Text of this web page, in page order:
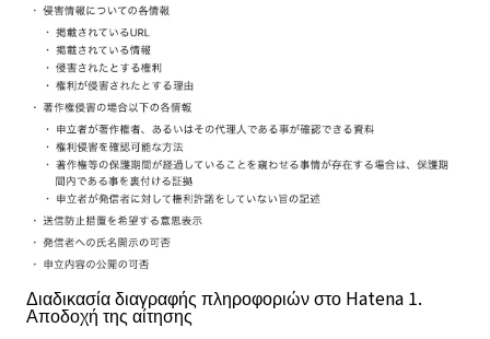
Διαδικασία διαγραφής πληροφοριών στο Hatena 1.
Αποδοχή της αίτησης